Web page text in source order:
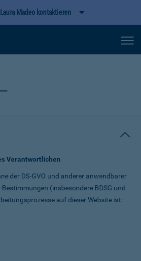
Laura Madeo kontaktieren
Verantwortlichen
der DS-GVO und anderer anwendbarer
(insbesondere BDSG und
auf dieser Website ist: